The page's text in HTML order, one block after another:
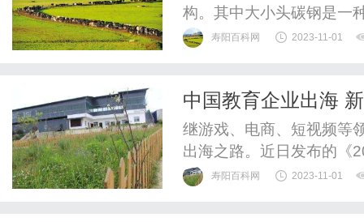
构。其中大小头碳钢是一
寿阳百科网 2023-11-01
中国教育企业出海
继游戏、电商、短视频等
出海之路。近日发布的《
寿阳百科网 2023-11-01